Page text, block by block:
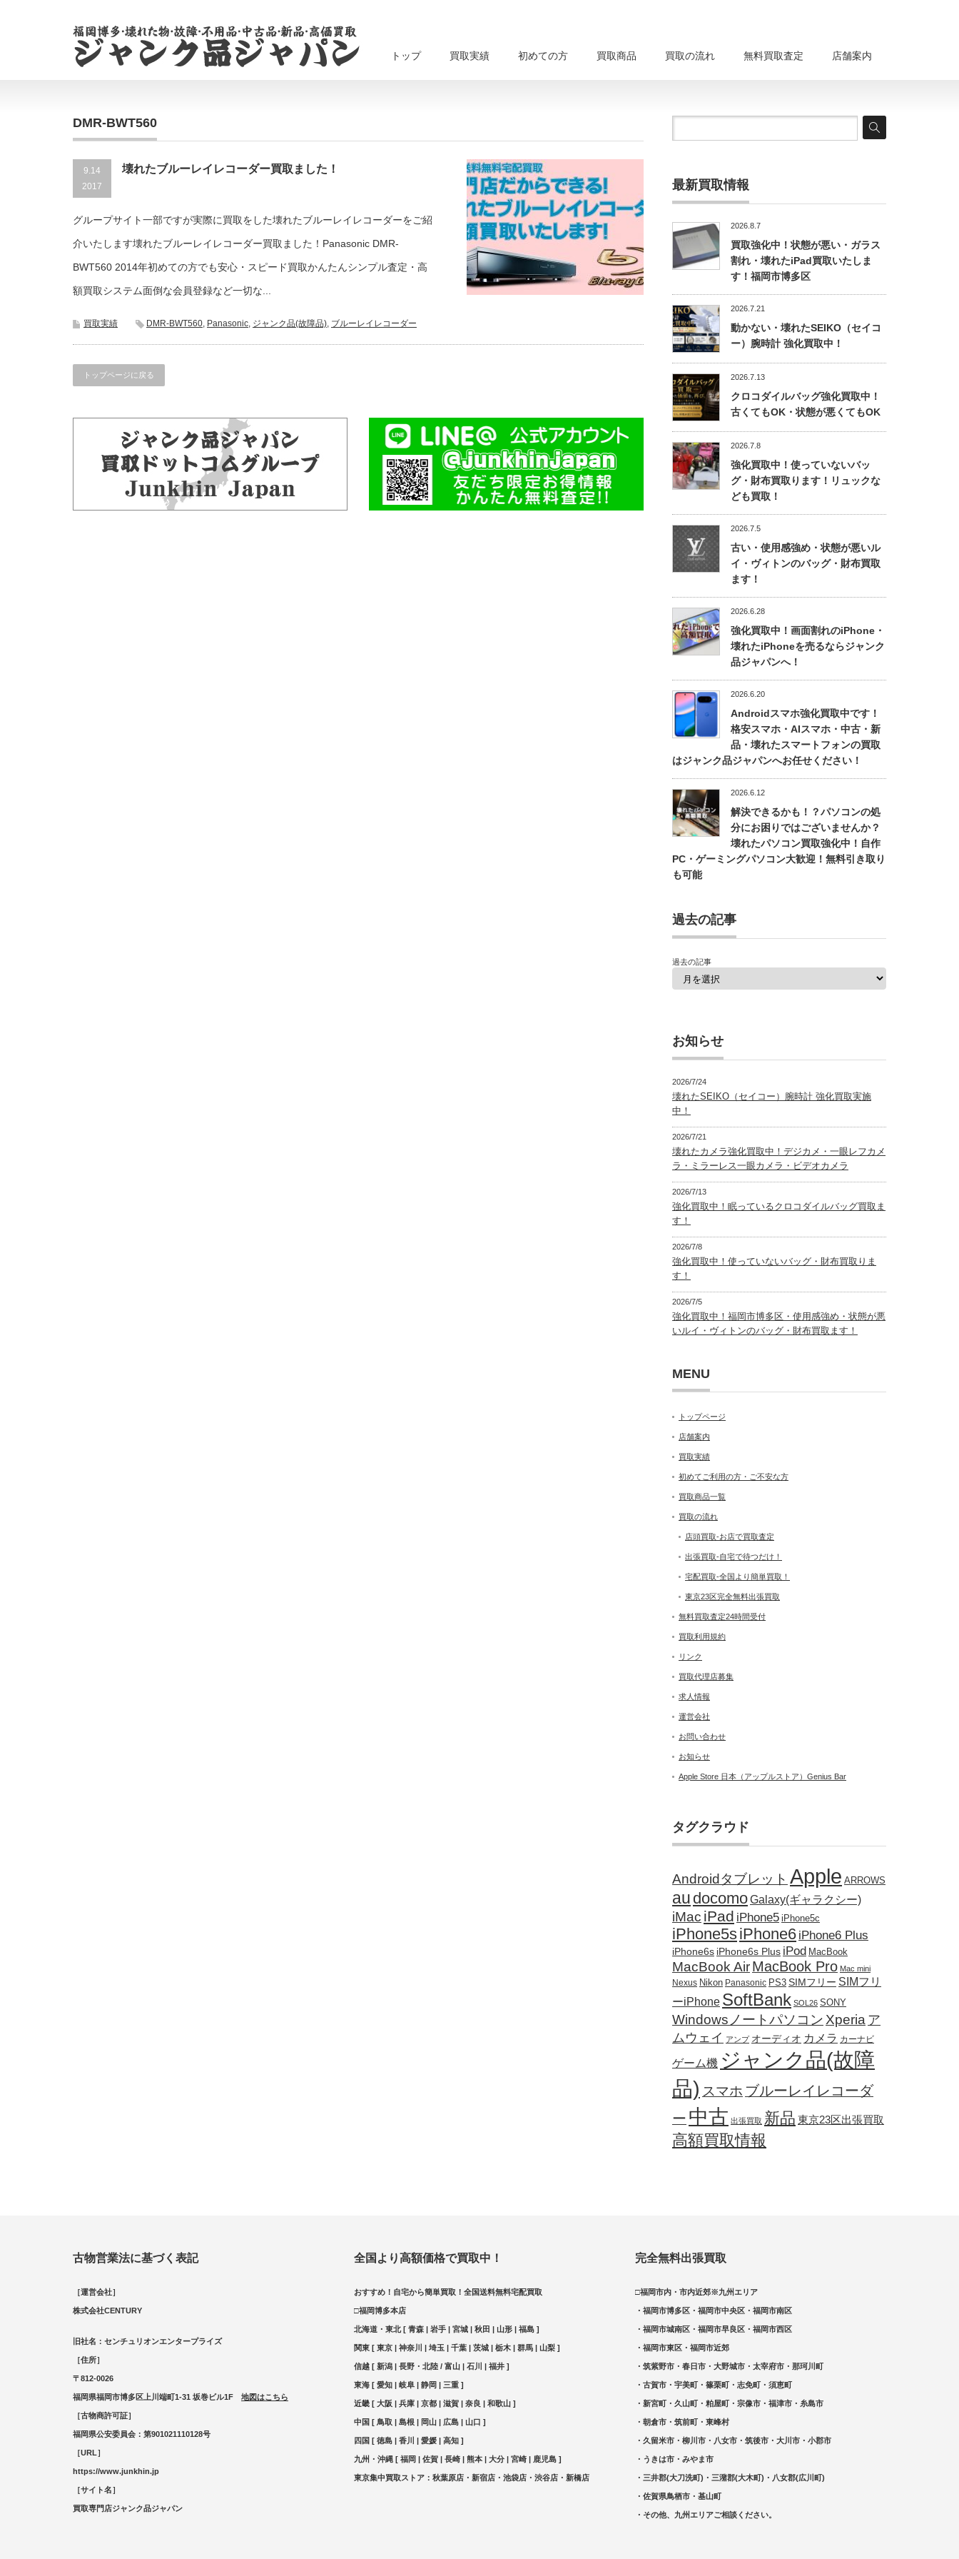
トップ 買取実績 初めての方 買取商品 買取の流れ 無料買取査定 店舗案内
DMR-BWT560
9.14
2017
壊れたブルーレイレコーダー買取ました！
グループサイト一部ですが実際に買取をした壊れたブルーレイレコーダーをご紹
介いたします壊れたブルーレイレコーダー買取ました！Panasonic DMR-
BWT560 2014年初めての方でも安心・スピード買取かんたんシンプル査定・高
額買取システム面倒な会員登録など一切な...
買取実績 DMR-BWT560, Panasonic, ジャンク品(故障品), ブルーレイレコーダー
トップページに戻る
最新買取情報
2026.8.7
買取強化中！状態が悪い・ガラス
割れ・壊れたiPad買取いたしま
す！福岡市博多区
2026.7.21
動かない・壊れたSEIKO（セイコ
ー）腕時計 強化買取中！
2026.7.13
クロコダイルバッグ強化買取中！
古くてもOK・状態が悪くてもOK
2026.7.8
強化買取中！使っていないバッ
グ・財布買取ります！リュックな
ども買取！
2026.7.5
古い・使用感強め・状態が悪いル
イ・ヴィトンのバッグ・財布買取
ます！
2026.6.28
強化買取中！画面割れのiPhone・
壊れたiPhoneを売るならジャンク
品ジャパンへ！
2026.6.20
Androidスマホ強化買取中です！
格安スマホ・AIスマホ・中古・新
品・壊れたスマートフォンの買取
はジャンク品ジャパンへお任せください！
2026.6.12
解決できるかも！？パソコンの処
分にお困りではございませんか？
壊れたパソコン買取強化中！自作
PC・ゲーミングパソコン大歓迎！無料引き取り
も可能
過去の記事
過去の記事
お知らせ
2026/7/24
壊れたSEIKO（セイコー）腕時計 強化買取実施
中！
2026/7/21
壊れたカメラ強化買取中！デジカメ・一眼レフカメ
ラ・ミラーレス一眼カメラ・ビデオカメラ
2026/7/13
強化買取中！眠っているクロコダイルバッグ買取ま
す！
2026/7/8
強化買取中！使っていないバッグ・財布買取りま
す！
2026/7/5
強化買取中！福岡市博多区・使用感強め・状態が悪
いルイ・ヴィトンのバッグ・財布買取ます！
MENU
トップページ
店舗案内
買取実績
初めてご利用の方・ご不安な方
買取商品一覧
買取の流れ
店頭買取-お店で買取査定
出張買取-自宅で待つだけ！
宅配買取-全国より簡単買取！
東京23区完全無料出張買取
無料買取査定24時間受付
買取利用規約
リンク
買取代理店募集
求人情報
運営会社
お問い合わせ
お知らせ
Apple Store 日本（アップルストア）Genius Bar
タグクラウド
Androidタブレット Apple ARROWS
au docomoGalaxy(ギャラクシー)
iMac iPad iPhone5 iPhone5c
iPhone5siPhone6 iPhone6 Plus
iPhone6s iPhone6s Plus iPod MacBook
MacBook AirMacBook Pro Mac mini
Nexus Nikon Panasonic PS3 SIMフリー SIMフリ
ーiPhone SoftBank SOL26 SONY
Windowsノートパソコン Xperia ア
ムウェイ アンプ オーディオ カメラ カーナビ
ゲーム機 ジャンク品(故障
品) スマホ ブルーレイレコーダ
ー 中古 出張買取 新品 東京23区出張買取
高額買取情報
古物営業法に基づく表記
［運営会社］
株式会社CENTURY
旧社名：センチュリオンエンタープライズ
［住所］
〒812-0026
福岡県福岡市博多区上川端町1-31 坂巻ビル1F 地図はこちら
［古物商許可証］
福岡県公安委員会：第901021110128号
［URL］
https://www.junkhin.jp
［サイト名］
買取専門店ジャンク品ジャパン
全国より高額価格で買取中！
おすすめ！自宅から簡単買取！全国送料無料宅配買取
□福岡博多本店
北海道・東北 [ 青森 | 岩手 | 宮城 | 秋田 | 山形 | 福島 ]
関東 [ 東京 | 神奈川 | 埼玉 | 千葉 | 茨城 | 栃木 | 群馬 | 山梨 ]
信越 [ 新潟 | 長野・北陸 / 富山 | 石川 | 福井 ]
東海 [ 愛知 | 岐阜 | 静岡 | 三重 ]
近畿 [ 大阪 | 兵庫 | 京都 | 滋賀 | 奈良 | 和歌山 ]
中国 [ 鳥取 | 島根 | 岡山 | 広島 | 山口 ]
四国 [ 徳島 | 香川 | 愛媛 | 高知 ]
九州・沖縄 [ 福岡 | 佐賀 | 長崎 | 熊本 | 大分 | 宮崎 | 鹿児島 ]
東京集中買取ストア：秋葉原店・新宿店・池袋店・渋谷店・新橋店
完全無料出張買取
□福岡市内・市内近郊※九州エリア
・福岡市博多区・福岡市中央区・福岡市南区
・福岡市城南区・福岡市早良区・福岡市西区
・福岡市東区・福岡市近郊
・筑紫野市・春日市・大野城市・太宰府市・那珂川町
・古賀市・宇美町・篠栗町・志免町・須恵町
・新宮町・久山町・粕屋町・宗像市・福津市・糸島市
・朝倉市・筑前町・東峰村
・久留米市・柳川市・八女市・筑後市・大川市・小郡市
・うきは市・みやま市
・三井郡(大刀洗町)・三潴郡(大木町)・八女郡(広川町)
・佐賀県鳥栖市・基山町
・その他、九州エリアご相談ください。